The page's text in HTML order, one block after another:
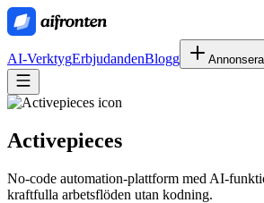
AI-VerktygErbjudandenBlogg Annonsera
Activepieces
No-code automation-plattform med AI-
kraftfulla arbetsflöden utan kodning.